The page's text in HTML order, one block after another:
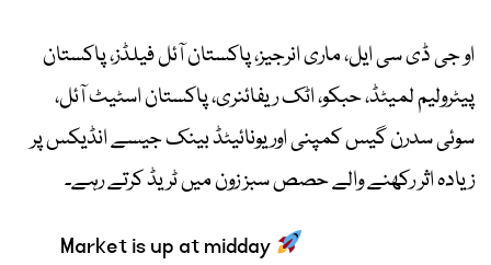
او جی ڈی سی ایل، ماری انرجیز، پاکستان آئل فیلڈز، پاکستان
پیٹرولیم لمیٹڈ، حبکو، اٹک ریفائنری، پاکستان اسٹیٹ آئل،
سوئی سدرن گیس کمپنی اور یونائیٹڈ بینک جیسے انڈیکس پر
زیادہ اثر رکھنے والے حصص سبز زون میں ٹریڈ کرتے رہے۔
Market is up at midday